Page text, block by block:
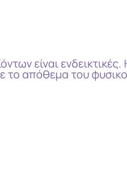
είναι
το απόθεμα του